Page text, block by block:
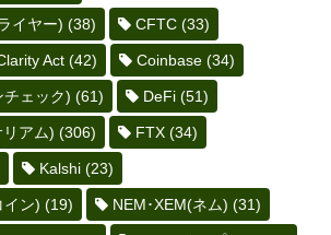
イヤー) (38) CFTC (33)
Act (42) Coinbase (34)
ェック) (61) DeFi (51)
アム) (306) FTX (34)
Kalshi (23)
イン) (19) NEM･XEM(ネム) (31)